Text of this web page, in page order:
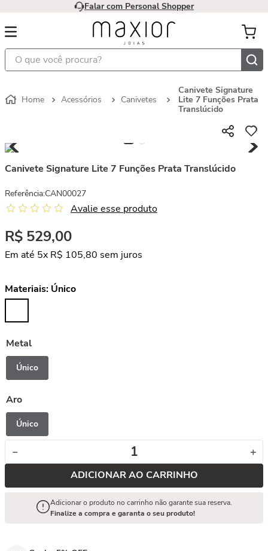
Falar com Personal Shopper
O que você procura?
Acessórios Canivetes
Canivete Signature
Lite 7 Funções Prata
Translúcido
Canivete Signature Lite 7 Funções Prata Translúcido
Referência:CAN00027
Avalie esse produto
R$ 529,00
Em até 5x R$ 105,80 sem juros
Materiais: Único
Metal
Único
Aro
Único
＋
－
ADICIONAR AO CARRINHO
Adicionar o produto no carrinho não garante sua reserva.
Finalize a compra e garanta o seu produto!